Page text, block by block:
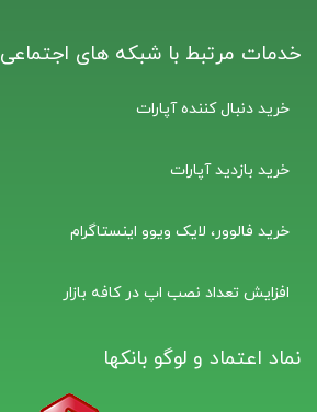
خدمات مرتبط با شبکه های اجتماعی
خرید دنبال کننده آپارات
خرید بازدید آپارات
خرید فالوور، لایک ویوو اینستاگرام
افزایش تعداد نصب اپ در کافه بازار
نماد اعتماد و لوگو بانکها